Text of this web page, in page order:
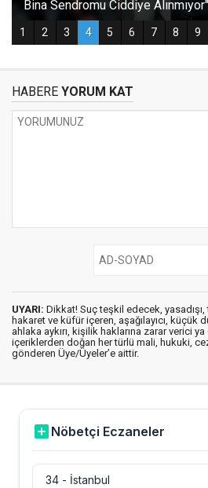
HABERE YORUM KAT
UYARI: Dikkat! Suç teşkil edecek,
hakaret ve küfür içeren, aşağılayıcı,
ahlaka aykırı, kişilik haklarına zarar verici
içeriklerden doğan her türlü mali, hukuki,
gönderen Üye/Üyeler’e aittir.